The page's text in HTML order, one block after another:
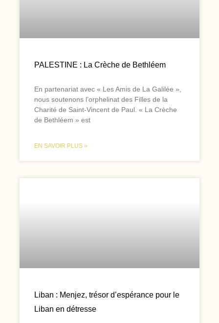
PALESTINE : La Crèche de Bethléem
En partenariat avec « Les Amis de La Galilée »,
nous soutenons l’orphelinat des Filles de la
Charité de Saint-Vincent de Paul. « La Crèche
de Bethléem » est
EN SAVOIR PLUS »
Liban : Menjez, trésor d’espérance pour le
Liban en détresse